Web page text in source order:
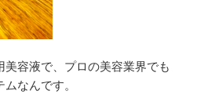
美容液で、プロの美容業界でも
なんです。